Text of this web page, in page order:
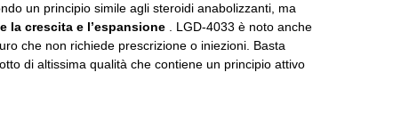
un principio simile agli steroidi anabolizzanti, ma
la crescita e l’espansione
LGD-4033 è noto anche
che non richiede prescrizione o iniezioni. Basta
di altissima qualità che contiene un principio attivo